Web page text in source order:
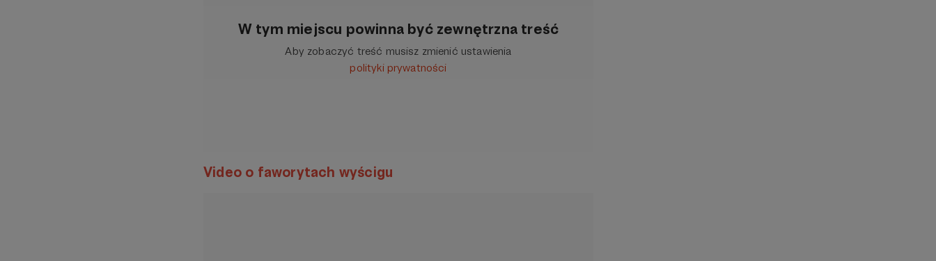
W tym miejscu powinna być zewnętrzna treść
Aby zobaczyć treść musisz zmienić ustawienia
polityki prywatności
Video o faworytach wyścigu